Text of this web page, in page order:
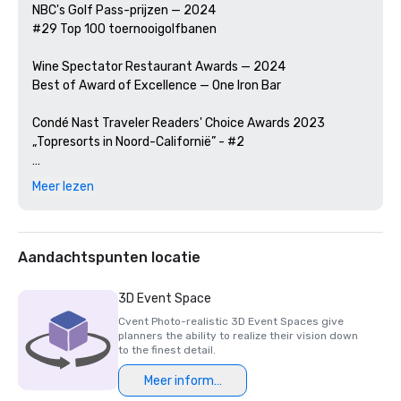
NBC's Golf Pass-prijzen — 2024
#29 Top 100 toernooigolfbanen
Wine Spectator Restaurant Awards — 2024
Best of Award of Excellence — One Iron Bar
Condé Nast Traveler Readers' Choice Awards 2023
„Topresorts in Noord-Californië” - #2
Golfweek Magazine — 2023
Zakelijk tijdschrift van Silicon Valley — 2023
#1 in Golfbanen in de Greater Bay Area
Luxe reismagazine -2023
De meest romantische hotels ter wereld
Wine Spectator Restaurant Awards — 2022
Best of Award of Excellence — One Iron Bar
Meer lezen
Aandachtspunten locatie
3D Event Space
Cvent Photo-realistic 3D Event Spaces give
planners the ability to realize their vision down
to the finest detail.
Meer informatie